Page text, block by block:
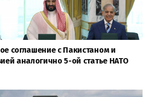
соглашение с Пакистаном и
аналогично 5-ой статье НАТО